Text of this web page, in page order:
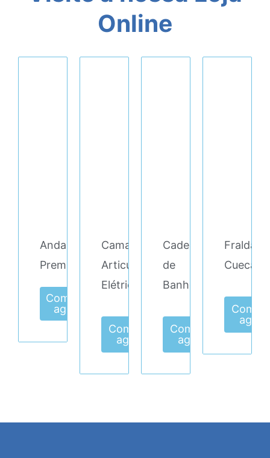
Online
Andarilho/Cadeira
Premium
Comprar
agora
Cama
Articulada
Elétrica
Comprar
agora
Cadeira
de
Banho
Comprar
agora
Fralda
Cueca
agora